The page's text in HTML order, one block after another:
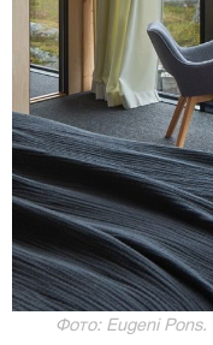
Фото: Eugeni